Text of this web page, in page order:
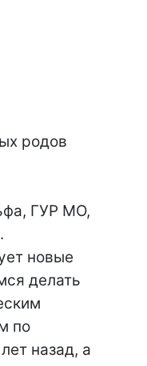
родов
ГУР МО,
новые
делать
по
назад, а